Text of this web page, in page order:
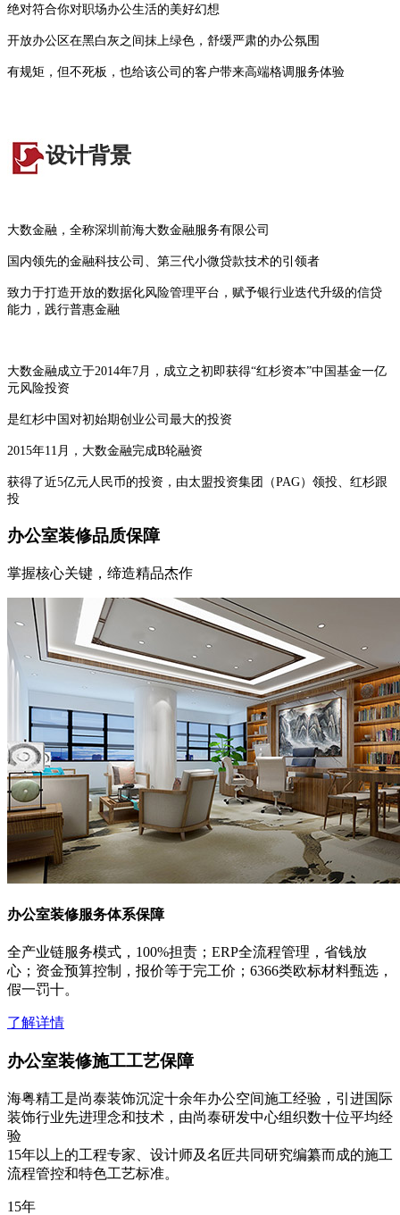
绝对符合你对职场办公生活的美好幻想
开放办公区在黑白灰之间抹上绿色，舒缓严肃的办公氛围
有规矩，但不死板，也给该公司的客户带来高端格调服务体验
设计背景
大数金融，全称深圳前海大数金融服务有限公司
国内领先的金融科技公司、第三代小微贷款技术的引领者
致力于打造开放的数据化风险管理平台，赋予银行业迭代升级的信贷
能力，践行普惠金融
大数金融成立于2014年7月，成立之初即获得“红杉资本”中国基金一亿
元风险投资
是红杉中国对初始期创业公司最大的投资
2015年11月，大数金融完成B轮融资
获得了近5亿元人民币的投资，由太盟投资集团（PAG）领投、红杉跟
投
办公室装修品质保障
掌握核心关键，缔造精品杰作
办公室装修服务体系保障
全产业链服务模式，100%担责；ERP全流程管理，省钱放
心；资金预算控制，报价等于完工价；6366类欧标材料甄选，
假一罚十。
了解详情
办公室装修施工工艺保障
海粤精工是尚泰装饰沉淀十余年办公空间施工经验，引进国际
装饰行业先进理念和技术，由尚泰研发中心组织数十位平均经
验
15年以上的工程专家、设计师及名匠共同研究编纂而成的施工
流程管控和特色工艺标准。
15年